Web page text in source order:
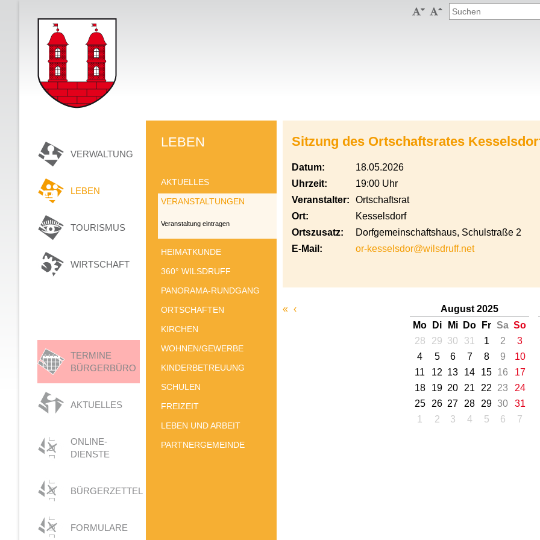
 
VERWALTUNG
LEBEN
TOURISMUS
WIRTSCHAFT
TERMINE
BÜRGERBÜRO
AKTUELLES
ONLINE-
DIENSTE
BÜRGERZETTEL
FORMULARE
LEBEN
AKTUELLES
VERANSTALTUNGEN
Veranstaltung eintragen
HEIMATKUNDE
360° WILSDRUFF
PANORAMA-RUNDGANG
ORTSCHAFTEN
KIRCHEN
WOHNEN/GEWERBE
KINDERBETREUUNG
SCHULEN
FREIZEIT
LEBEN UND ARBEIT
PARTNERGEMEINDE
Sitzung des Ortschaftsrates
Datum:
18.05.2026
Uhrzeit:
19:00 Uhr
Veranstalter:
Ortschaftsrat
Ort:
Kesselsdorf
Ortszusatz:
Dorfgemeinschaftshaus, Schulstraße 2
E-Mail:
or-kesselsdor@wilsdruff.net
« ‹
August 2025
Mo
Di Mi Do Fr Sa So
28
29 30 31 1 2
3
4
5 6 7 8 9
10
11
12 13 14 15 16
17
18
19 20 21 22 23
24
25
26 27 28 29 30
31
1
2 3 4 5 6 7